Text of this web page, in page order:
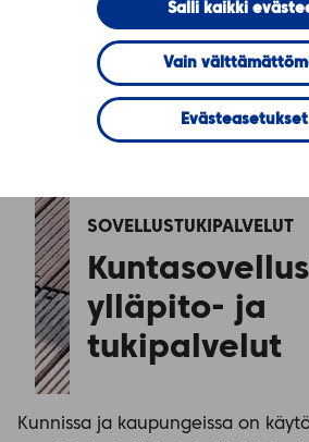
Salli kaikki
Vain
Evästeasetukset
SOVELLUSTUKIPALVELUT
ylläpito- ja
tukipalvelut
Kunnissa ja kaupungeissa on